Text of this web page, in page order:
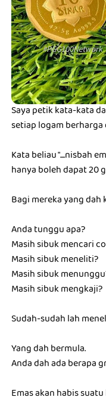
Saya petik kata-kata
setiap logam berharga
Kata beliau "....nisbah
hanya boleh dapat 20
Bagi mereka yang
Anda tunggu apa?
Masih sibuk mencari
Masih sibuk meneliti?
Masih sibuk
Masih sibuk mengkaji?
Sudah-sudah lah
Yang dah bermula.
Anda dah ada berapa
Emas akan habis